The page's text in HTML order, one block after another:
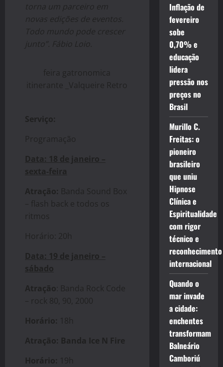
torna um parceiro em
novas edições de eventos.
Todo mundo pode crescer
junto”. Fábio Loio.
feira gatronomica
itinerante _Valqueire Retro
Serviço:
Programação
Data: 18 de janeiro –
sexta-feira
Atração: Banda Sound Box
– flash back e todos os
ritmos
Horário: 20h
Data: 19 de janeiro –
sábado
Atração : Banda Rock Code
– rock 80, 90, 2000
Horário: 18h
Atração: Banda Ice N Fire
Horário: 19h
Inflação de
fevereiro
sobe
0,70% e
educação
lidera
pressão nos
preços no
Brasil
Murillo C.
Freitas: o
pioneiro
brasileiro
que uniu
Hipnose
Clínica e
Espiritualidade
com rigor
técnico e
reconhecimento
internacional
Quando o
mar invade
a cidade:
enchentes
transformam
Balneário
Camboriú